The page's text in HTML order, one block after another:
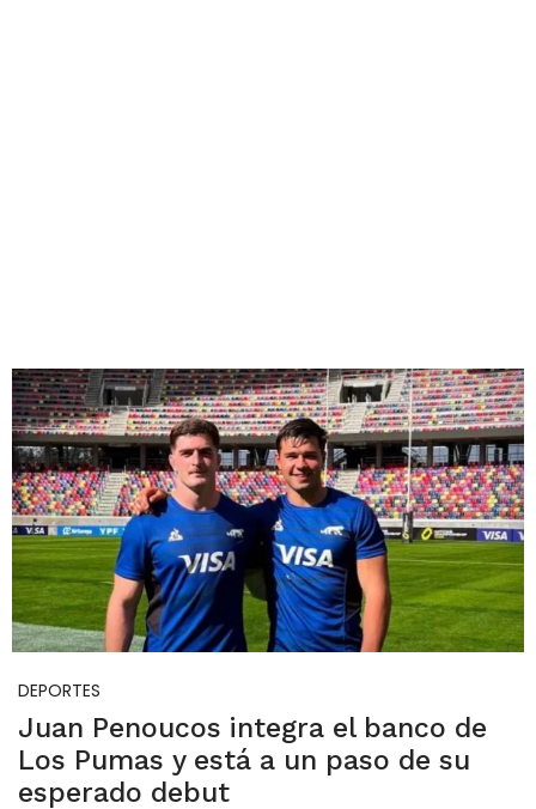
DEPORTES
Juan Penoucos integra el banco de
Los Pumas y está a un paso de su
esperado debut